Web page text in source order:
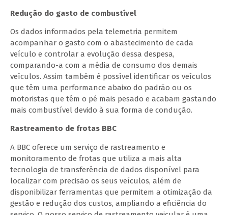
Redução do gasto de combustível
Os dados informados pela telemetria permitem
acompanhar o gasto com o abastecimento de cada
veículo e controlar a evolução dessa despesa,
comparando-a com a média de consumo dos demais
veículos. Assim também é possível identificar os veículos
que têm uma performance abaixo do padrão ou os
motoristas que têm o pé mais pesado e acabam gastando
mais combustível devido à sua forma de condução.
Rastreamento de frotas BBC
A BBC oferece um serviço de rastreamento e
monitoramento de frotas que utiliza a mais alta
tecnologia de transferência de dados disponível para
localizar com precisão os seus veículos, além de
disponibilizar ferramentas que permitem a otimização da
gestão e redução dos custos, ampliando a eficiência do